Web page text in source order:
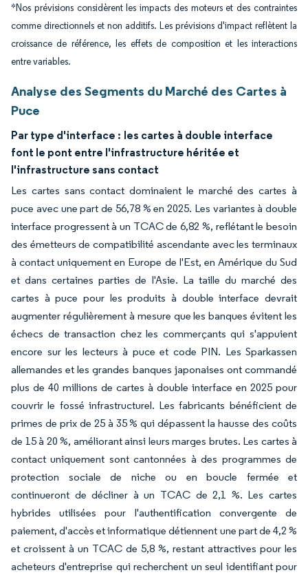
*Nos prévisions considèrent les impacts des moteurs et des contraintes
comme directionnels et non additifs. Les prévisions d'impact reflètent la
croissance de référence, les effets de composition et les interactions
entre variables.
Analyse des Segments du Marché des Cartes à
Puce
Par type d'interface : les cartes à double interface
font le pont entre l'infrastructure héritée et
l'infrastructure sans contact
Les cartes sans contact dominaient le marché des cartes à
puce avec une part de 56,78 % en 2025. Les variantes à double
interface progressent à un TCAC de 6,82 %, reflétant le besoin
des émetteurs de compatibilité ascendante avec les terminaux
à contact uniquement en Europe de l'Est, en Amérique du Sud
et dans certaines parties de l'Asie. La taille du marché des
cartes à puce pour les produits à double interface devrait
augmenter régulièrement à mesure que les banques évitent les
échecs de transaction chez les commerçants qui s'appuient
encore sur les lecteurs à puce et code PIN. Les Sparkassen
allemandes et les grandes banques japonaises ont commandé
plus de 40 millions de cartes à double interface en 2025 pour
couvrir le fossé infrastructurel. Les fabricants bénéficient de
primes de prix de 25 à 35 % qui dépassent la hausse des coûts
de 15 à 20 %, améliorant ainsi leurs marges brutes. Les cartes à
contact uniquement sont cantonnées à des programmes de
protection sociale de niche ou en boucle fermée et
continueront de décliner à un TCAC de 2,1 %. Les cartes
hybrides utilisées pour l'authentification convergente de
paiement, d'accès et informatique détiennent une part de 4,2 %
et croissent à un TCAC de 5,8 %, restant attractives pour les
acheteurs d'entreprise qui recherchent un seul identifiant pour